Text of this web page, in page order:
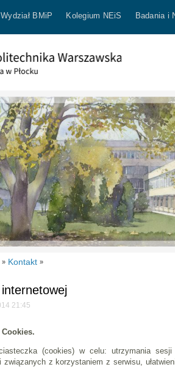
Wydział BMiP Kolegium NEiS Badania i
» Kontakt »
21:45
(cookies) w celu: utrzymania sesji
związanych z korzystaniem z serwisu,